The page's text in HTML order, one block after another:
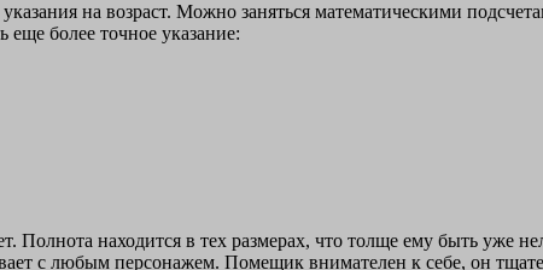
на возраст. Можно заняться математическими
еще более точное указание:
Полнота находится в тех размерах, что толще ему быть уже
с любым персонажем. Помещик внимателен к себе, он